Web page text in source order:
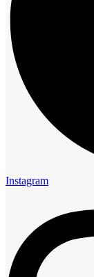
Instagram